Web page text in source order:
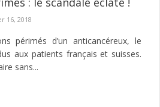
16, 2018
périmés d’un anticancéreux, le
aux patients français et suisses.
sans...